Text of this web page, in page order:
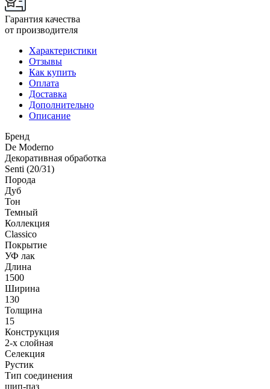
Гарантия качества
от производителя
Характеристики
Отзывы
Как купить
Оплата
Доставка
Дополнительно
Описание
Бренд
De Moderno
Декоративная обработка
Senti (20/31)
Порода
Дуб
Тон
Темный
Коллекция
Classico
Покрытие
УФ лак
Длина
1500
Ширина
130
Толщина
15
Конструкция
2-х слойная
Селекция
Рустик
Тип соединения
шип-паз